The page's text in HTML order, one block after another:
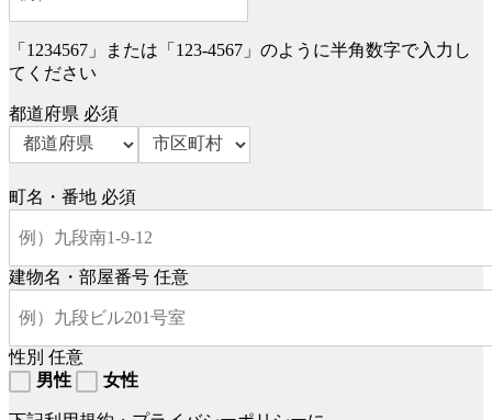
「1234567」または「123-4567」のように半角数字で入力し
てください
都道府県 必須
町名・番地 必須
建物名・部屋番号 任意
性別 任意
男性
女性